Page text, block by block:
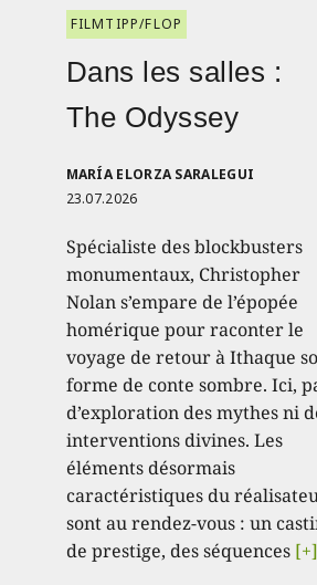
FILMTIPP/FLOP
Dans les salles :
The Odyssey
MARÍA ELORZA SARALEGUI
23.07.2026
Spécialiste des blockbusters
monumentaux, Christopher
Nolan s’empare de l’épopée
homérique pour raconter le
voyage de retour à Ithaque
forme de conte sombre. Ici,
d’exploration des mythes ni
interventions divines. Les
éléments désormais
caractéristiques du
sont au rendez-vous : un
de prestige, des séquences [+]